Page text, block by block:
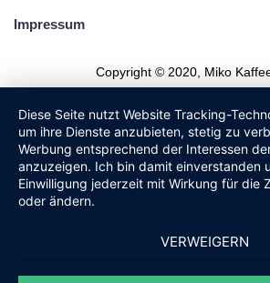
Impressum
Copyright © 2020, Miko
Diese Seite nutzt Website Tracking-
um ihre Dienste anzubieten, stetig zu
Werbung entsprechend der Interessen
anzuzeigen. Ich bin damit einverstanden
Einwilligung jederzeit mit Wirkung für die
oder ändern.
VERWEIGERN